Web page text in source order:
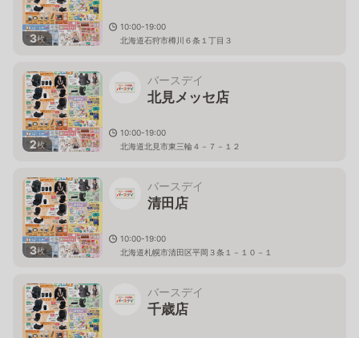
3枚
10:00-19:00
北海道石狩市樽川６条１丁目３
2枚
バースデイ
北見メッセ店
10:00-19:00
北海道北見市東三輪４－７－１２
3枚
バースデイ
清田店
10:00-19:00
北海道札幌市清田区平岡３条１－１０－１
バースデイ
千歳店